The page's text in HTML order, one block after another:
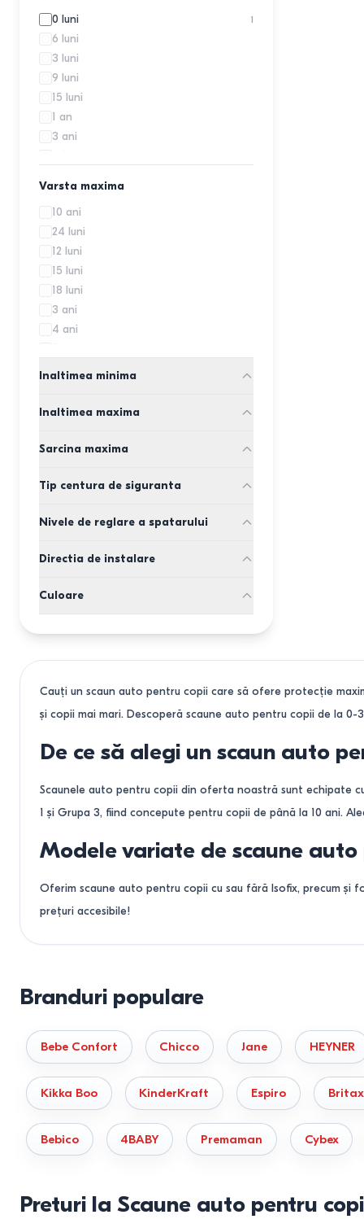
0 luni
1
6 luni
3 luni
9 luni
15 luni
1 an
3 ani
7 ani
Varsta maxima
10 ani
24 luni
12 luni
15 luni
18 luni
3 ani
4 ani
7 ani
Inaltimea minima
40 cm
76cm
61cm
125cm
Inaltimea maxima
150
125cm
85cm
87cm
Sarcina maxima
13kg
19kg
Tip centura de siguranta
5 puncte
Nivele de reglare a spatarului
4 nivele
3 nivele
Directia de instalare
cu fata
Culoare
negru
1
oranj
albastru
turcoaz
gri inchis
gri deschis
alb
Cauți un scaun auto pentru copii care să ofere protecție
și copii mai mari. Descoperă scaune auto pentru copii de la
De ce să alegi un scaun auto
Scaunele auto pentru copii din oferta noastră sunt echipate
1 și Grupa 3, fiind concepute pentru copii de până la 10 ani.
Modele variate de scaune auto
Oferim scaune auto pentru copii cu sau fără Isofix, precum
prețuri accesibile!
Cele mai bune scaune auto
Fie că ai nevoie de un scaun auto pentru copii pentru un
confortul și designul modern, potrivite pentru orice tip de
Bigshop.md – vasta gama de modele și produse la preturi
Branduri populare
Bebe Confort Chicco Jane HEYNER
Kikka Boo KinderKraft Espiro
Bebico 4BABY Premaman Cybex
Preturi la Scaune auto pentru